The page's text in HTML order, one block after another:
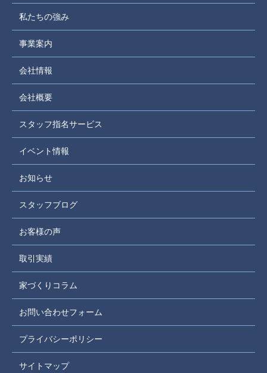
私たちの強み
事業案内
会社情報
会社概要
スタッフ指名サービス
イベント情報
お知らせ
スタッフブログ
お客様の声
取引実績
家づくりコラム
お問い合わせフォーム
プライバシーポリシー
サイトマップ